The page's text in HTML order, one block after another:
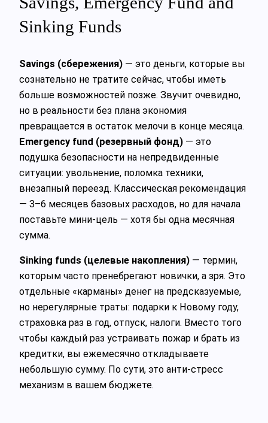
Sinking Funds
Savings (сбережения) — это деньги, которые вы
сознательно не тратите сейчас, чтобы иметь
больше возможностей позже. Звучит очевидно,
но в реальности без плана экономия
превращается в остаток мелочи в конце месяца.
Emergency fund (резервный фонд) — это
подушка безопасности на непредвиденные
ситуации: увольнение, поломка техники,
внезапный переезд. Классическая рекомендация
— 3–6 месяцев базовых расходов, но для начала
поставьте мини-цель — хотя бы одна месячная
сумма.
Sinking funds (целевые накопления) — термин,
которым часто пренебрегают новички, а зря. Это
отдельные «карманы» денег на предсказуемые,
но нерегулярные траты: подарки к Новому году,
страховка раз в год, отпуск, налоги. Вместо того
чтобы каждый раз устраивать пожар и брать из
кредитки, вы ежемесячно откладываете
небольшую сумму. По сути, это анти-стресс
механизм в вашем бюджете.